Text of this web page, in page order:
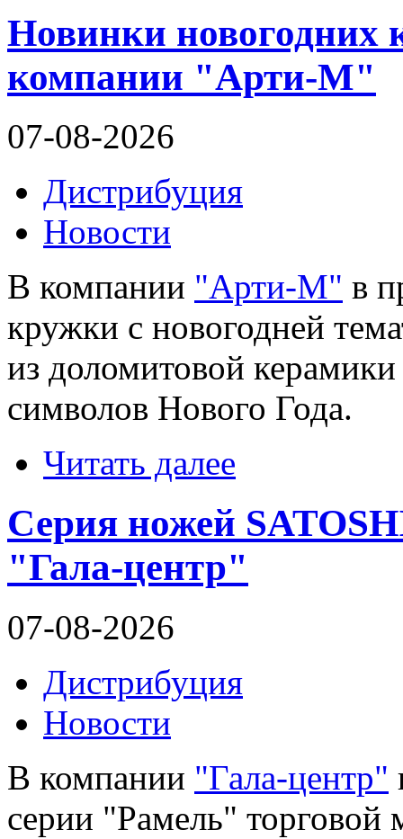
Новинки новогодних
компании "Арти-М"
07-08-2026
Дистрибуция
Новости
В компании "Арти-М" в
кружки с новогодней
из доломитовой
символов Нового Года.
Читать далее
Серия ножей
"Гала-центр"
07-08-2026
Дистрибуция
Новости
В компании "Гала-центр"
серии "Рамель"